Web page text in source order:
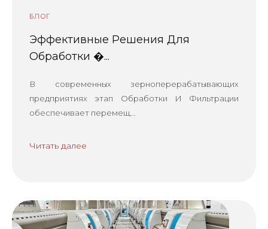
БЛОГ
Эффективные Решения Для
Обработки �...
В современных зерноперерабатывающих
предприятиях этап Обработки И Фильтрации
обеспечивает перемещ...
Читать далее